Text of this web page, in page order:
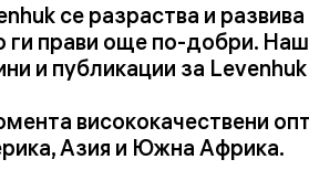
се разраства и
ги прави още по-добри.
и публикации за
висококачествени
Азия и Южна Африка.